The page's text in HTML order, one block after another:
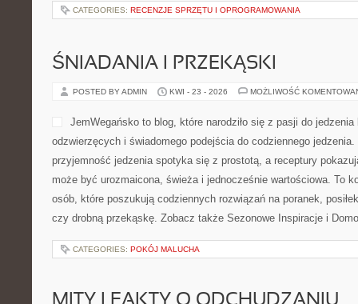
CATEGORIES: RECENZJE SPRZĘTU I OPROGRAMOWANIA
ŚNIADANIA I PRZEKĄSKI
POSTED BY ADMIN KWI - 23 - 2026 MOŻLIWOŚĆ
JemWegańsko to blog, które narodziło się z pasji do jedzenia
odzwierzęcych i świadomego podejścia do codziennego
przyjemność jedzenia spotyka się z prostotą, a receptury
może być urozmaicona, świeża i jednocześnie wartościowa. To
osób, które poszukują codziennych rozwiązań na poranek,
czy drobną przekąskę. Zobacz także Sezonowe Inspiracje i
CATEGORIES: POKÓJ MALUCHA